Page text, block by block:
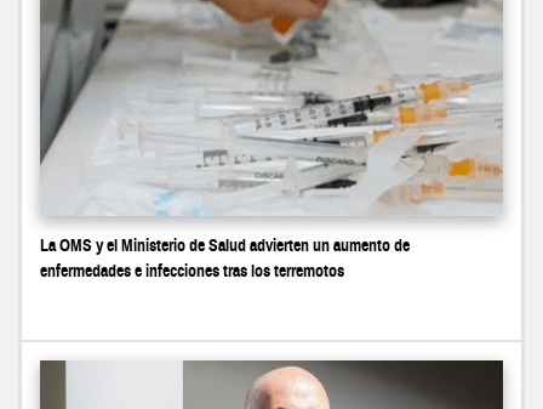
La OMS y el Ministerio de Salud advierten un aumento de
enfermedades e infecciones tras los terremotos